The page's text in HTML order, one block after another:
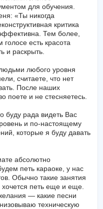
для обучения.
«Ты никогда
критика
Тем более,
есть красота
любого уровня
считаете, что нет
После наших
буду рада видеть Вас
и по-настоящему
которые я буду давать
абсолютно
петь караоке, у нас
Обычно такие занятия
петь еще и еще.
— какие песни